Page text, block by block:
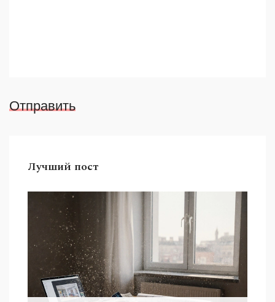
Отправить
Лучший пост